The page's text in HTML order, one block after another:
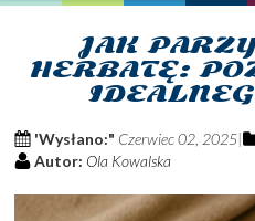
JAK
HERBATĘ:
'Wysłano:" Czerwiec 02, 2025
Autor: Ola Kowalska